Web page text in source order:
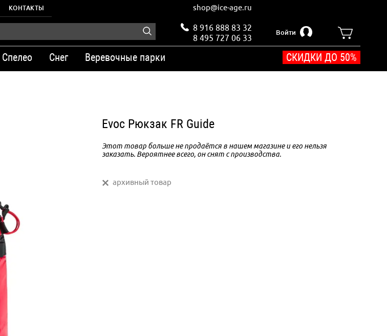
КОНТАКТЫ shop@ice-age.ru
8 916 888 83 32
8 495 727 06 33
Войти
Спелео Снег Веревочные парки СКИДКИ ДО 50%
Evoc Рюкзак FR Guide
Этот товар больше не продаётся в нашем магазине и его нельзя
заказать. Вероятнее всего, он снят с производства.
архивный товар